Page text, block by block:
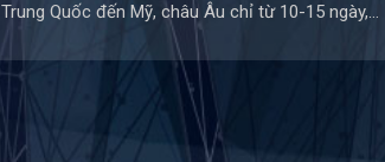
Trung Quốc đến Mỹ, châu Âu chỉ từ 10-15 ngày,…